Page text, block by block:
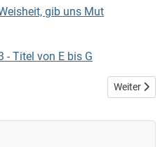
gib uns Mut
- Titel von E bis G
jeden Tag Nächster
Weiter